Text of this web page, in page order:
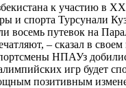
к участию
спорта Турсунали
восемь путевок на
– сказал в
НПАУз
игр будет
позитивным